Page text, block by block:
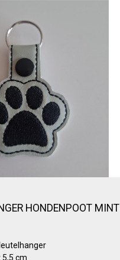
HONDENPOOT MINT
cm